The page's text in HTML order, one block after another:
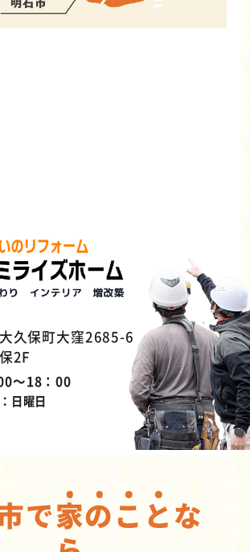
大久保町大窪2685-6
2F
～18：00
日曜日
で家のこ とな